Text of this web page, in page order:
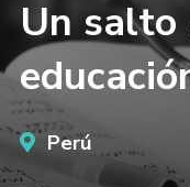
Un salto
Perú